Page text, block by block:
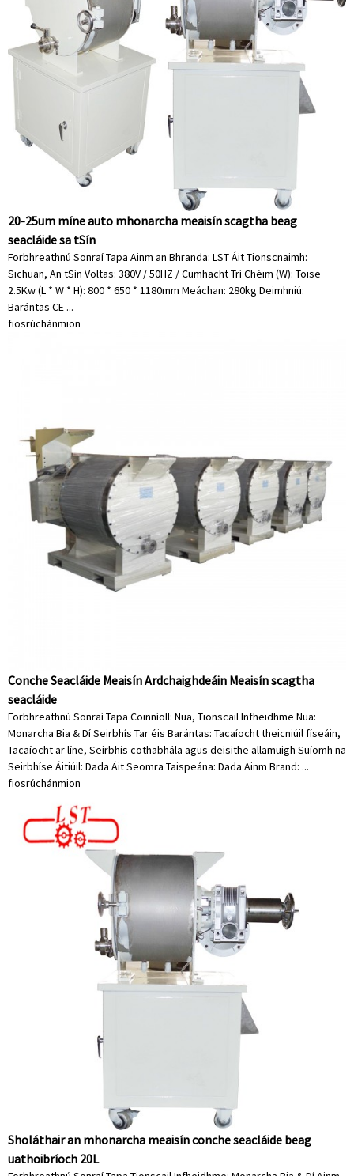
20-25um míne auto mhonarcha meaisín scagtha beag
seacláide sa tSín
Forbhreathnú Sonraí Tapa Ainm an Bhranda: LST Áit Tionscnaimh:
Sichuan, An tSín Voltas: 380V / 50HZ / Cumhacht Trí Chéim (W): Toise
2.5Kw (L * W * H): 800 * 650 * 1180mm Meáchan: 280kg Deimhniú:
Barántas CE ...
fiosrúchánmion
Conche Seacláide Meaisín Ardchaighdeáin Meaisín scagtha
seacláide
Forbhreathnú Sonraí Tapa Coinníoll: Nua, Tionscail Infheidhme Nua:
Monarcha Bia & Dí Seirbhís Tar éis Barántas: Tacaíocht theicniúil físeáin,
Tacaíocht ar líne, Seirbhís cothabhála agus deisithe allamuigh Suíomh na
Seirbhíse Áitiúil: Dada Áit Seomra Taispeána: Dada Ainm Brand: ...
fiosrúchánmion
Sholáthair an mhonarcha meaisín conche seacláide beag
uathoibríoch 20L